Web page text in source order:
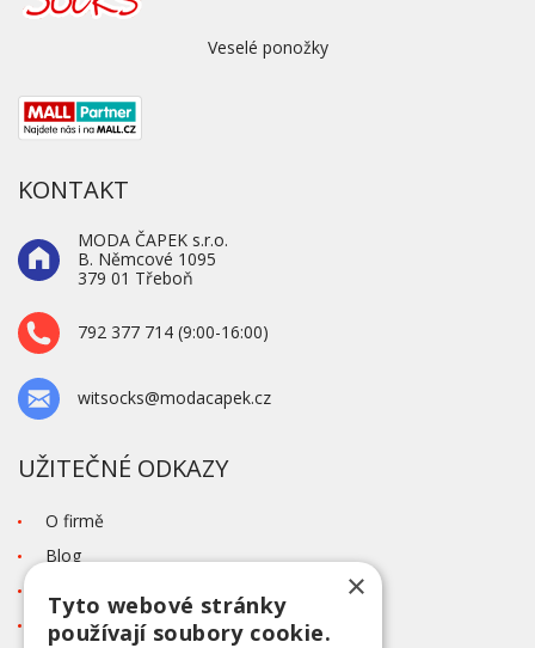
Veselé ponožky
KONTAKT
MODA ČAPEK s.r.o.
B. Němcové 1095
379 01 Třeboň
792 377 714 (9:00-16:00)
witsocks@modacapek.cz
UŽITEČNÉ ODKAZY
O firmě
Blog
Tabulka velikostí
×
Tyto webové stránky
používají soubory cookie.